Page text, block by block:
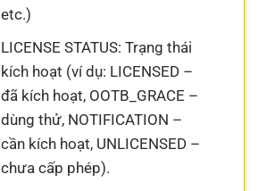
etc.)
LICENSE STATUS: Trạng thái
kích hoạt (ví dụ: LICENSED –
đã kích hoạt, OOTB_GRACE –
dùng thử, NOTIFICATION –
cần kích hoạt, UNLICENSED –
chưa cấp phép).